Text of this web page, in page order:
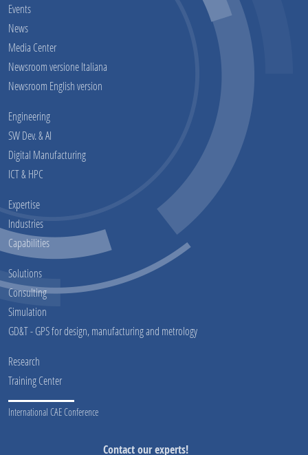
Events
News
Media Center
Newsroom versione Italiana
Newsroom English version
Engineering
SW Dev. & AI
Digital Manufacturing
ICT & HPC
Expertise
Industries
Capabilities
Solutions
Consulting
Simulation
GD&T - GPS for design, manufacturing and metrology
Research
Training Center
International CAE Conference
Contact our experts!